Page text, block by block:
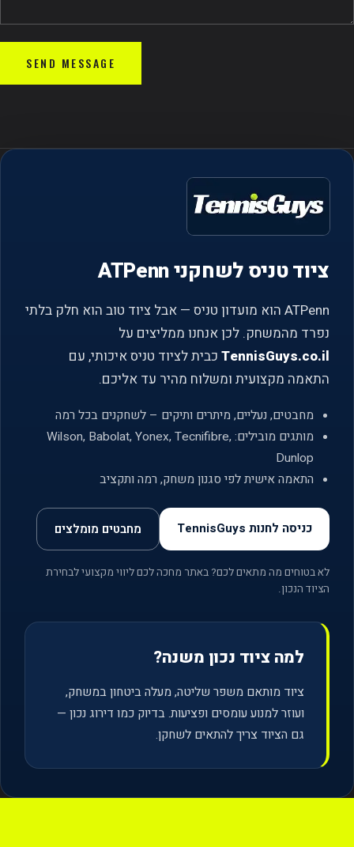
SEND MESSAGE
ציוד טניס לשחקני ATPenn
ATPenn הוא מועדון טניס — אבל ציוד טוב הוא חלק בלתי
נפרד מהמשחק. לכן אנחנו ממליצים על
TennisGuys.co.il כבית לציוד טניס איכותי, עם
התאמה מקצועית ומשלוח מהיר עד אליכם.
מחבטים, נעליים, מיתרים ותיקים – לשחקנים בכל רמה
מותגים מובילים: Wilson, Babolat, Yonex, Tecnifibre,
Dunlop
התאמה אישית לפי סגנון משחק, רמה ותקציב
כניסה לחנות TennisGuys מחבטים מומלצים
לא בטוחים מה מתאים לכם? באתר מחכה לכם ליווי מקצועי לבחירת
הציוד הנכון.
למה ציוד נכון משנה?
ציוד מותאם משפר שליטה, מעלה ביטחון במשחק,
ועוזר למנוע עומסים ופציעות. בדיוק כמו דירוג נכון —
גם הציוד צריך להתאים לשחקן.